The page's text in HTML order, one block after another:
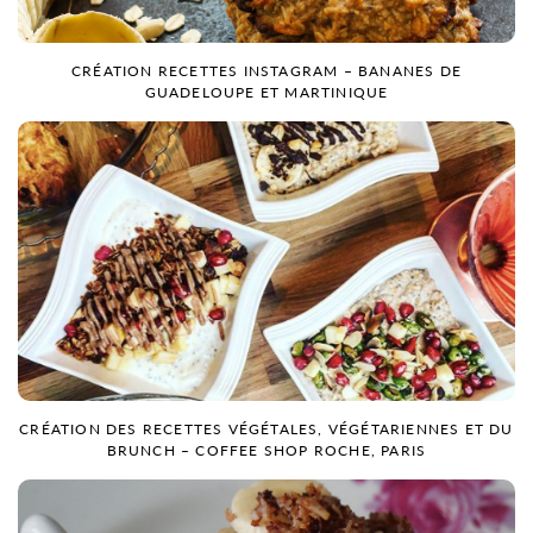
CRÉATION RECETTES INSTAGRAM – BANANES DE
GUADELOUPE ET MARTINIQUE
CRÉATION DES RECETTES VÉGÉTALES, VÉGÉTARIENNES ET DU
BRUNCH – COFFEE SHOP ROCHE, PARIS